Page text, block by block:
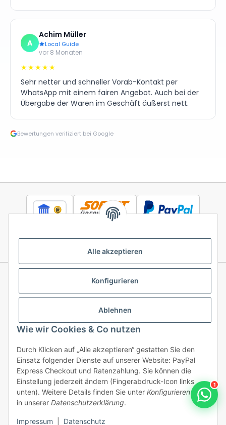
Alle akzeptieren
Konfigurieren
Ablehnen
Wie wir Cookies & Co nutzen
Durch Klicken auf „Alle akzeptieren“ gestatten Sie den
Einsatz folgender Dienste auf unserer Website: PayPal
Express Checkout und Ratenzahlung. Sie können die
Einstellung jederzeit ändern (Fingerabdruck-Icon links
unten). Weitere Details finden Sie unter Konfigurierenund
in unserer Datenschutzerklärung.
Impressum Datenschutz
1
A
Achim Müller
Local Guide
vor 8 Monaten
★★★★★
Sehr netter und schneller Vorab-Kontakt per
WhatsApp mit einem fairen Angebot. Auch bei der
Übergabe der Waren im Geschäft äußerst nett.
Bewertungen verifiziert bei Google
Informationen
Gesetzliche Informationen
Vertrag widerrufen
/ * Alle Preise inkl. gesetzlicher USt., inkl.